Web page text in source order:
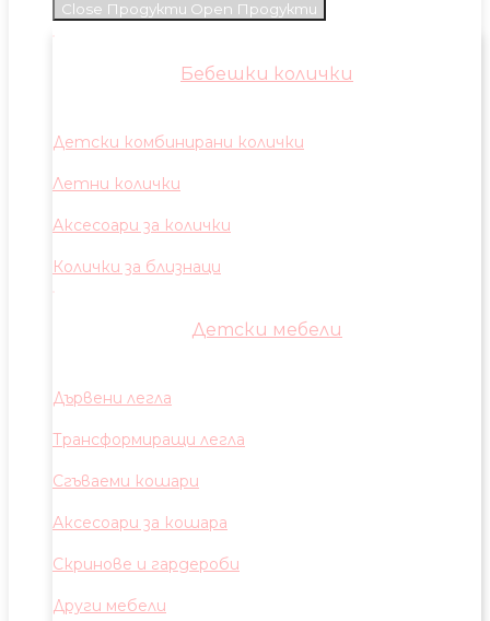
Close Продукти Open Продукти
Бебешки колички
Детски комбинирани колички
Летни колички
Аксесоари за колички
Колички за близнаци
Детски мебели
Дървени легла
Трансформиращи легла
Сгъваеми кошари
Аксесоари за кошара
Скринове и гардероби
Други мебели